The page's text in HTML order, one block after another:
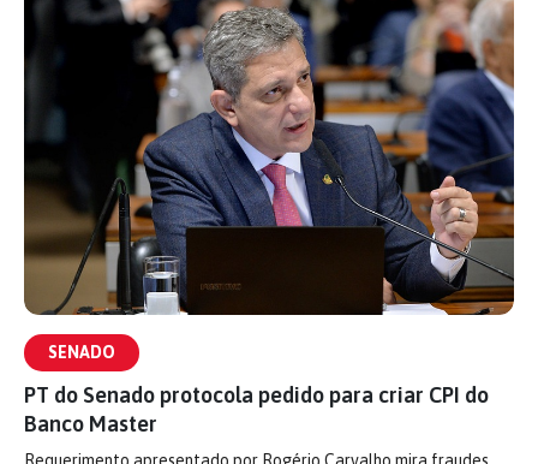
SENADO
PT do Senado protocola pedido para criar CPI do
Banco Master